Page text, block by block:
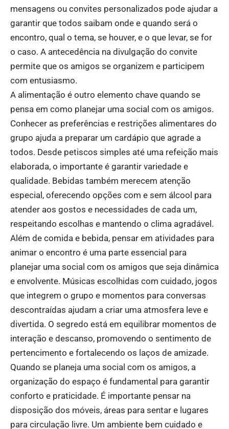
mensagens ou convites personalizados pode ajudar a
garantir que todos saibam onde e quando será o
encontro, qual o tema, se houver, e o que levar, se for
o caso. A antecedência na divulgação do convite
permite que os amigos se organizem e participem
com entusiasmo.
A alimentação é outro elemento chave quando se
pensa em como planejar uma social com os amigos.
Conhecer as preferências e restrições alimentares do
grupo ajuda a preparar um cardápio que agrade a
todos. Desde petiscos simples até uma refeição mais
elaborada, o importante é garantir variedade e
qualidade. Bebidas também merecem atenção
especial, oferecendo opções com e sem álcool para
atender aos gostos e necessidades de cada um,
respeitando escolhas e mantendo o clima agradável.
Além de comida e bebida, pensar em atividades para
animar o encontro é uma parte essencial para
planejar uma social com os amigos que seja dinâmica
e envolvente. Músicas escolhidas com cuidado, jogos
que integrem o grupo e momentos para conversas
descontraídas ajudam a criar uma atmosfera leve e
divertida. O segredo está em equilibrar momentos de
interação e descanso, promovendo o sentimento de
pertencimento e fortalecendo os laços de amizade.
Quando se planeja uma social com os amigos, a
organização do espaço é fundamental para garantir
conforto e praticidade. É importante pensar na
disposição dos móveis, áreas para sentar e lugares
para circulação livre. Um ambiente bem cuidado e